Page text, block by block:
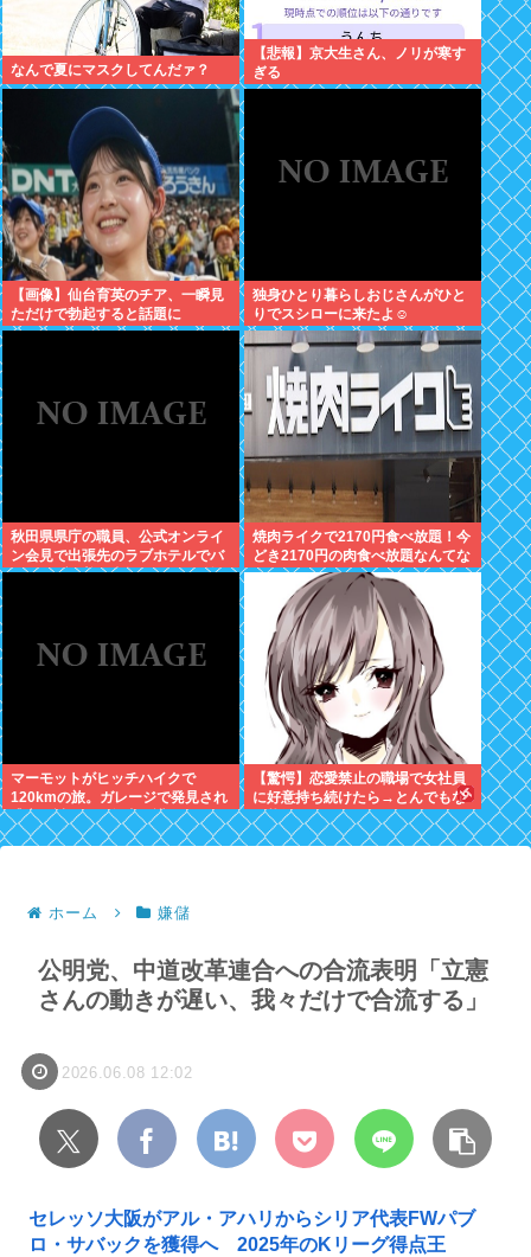
なんで夏にマスクしてんだァ？
【悲報】京大生さん、ノリが寒す
ぎる
【画像】仙台育英のチア、一瞬見
ただけで勃起すると話題に
独身ひとり暮らしおじさんがひと
りでスシローに来たよ☺
秋田県県庁の職員、公式オンライ
ン会見で出張先のラブホテルでバ
スローブを着て喫煙しながら登場
焼肉ライクで2170円食べ放題！今
どき2170円の肉食べ放題なんてな
いぞ！
マーモットがヒッチハイクで
120kmの旅。ガレージで発見され
逃亡を試みるも無事保護
【驚愕】恋愛禁止の職場で女社員
に好意持ち続けたら→とんでもな
い状況にwww
ホーム 嫌儲
公明党、中道改革連合への合流表明「立憲
さんの動きが遅い、我々だけで合流する」
2026.06.08 12:02
セレッソ大阪がアル・アハリからシリア代表FWパブ
ロ・サバックを獲得へ 2025年のKリーグ得点王